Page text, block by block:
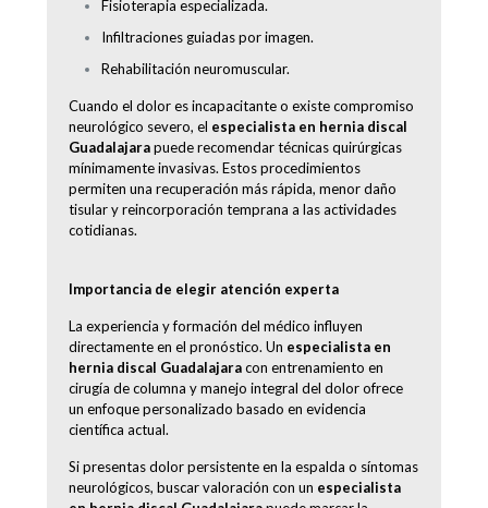
Fisioterapia especializada.
Infiltraciones guiadas por imagen.
Rehabilitación neuromuscular.
Cuando el dolor es incapacitante o existe compromiso
neurológico severo, el especialista en hernia discal
Guadalajarapuede recomendar técnicas quirúrgicas
mínimamente invasivas. Estos procedimientos
permiten una recuperación más rápida, menor daño
tisular y reincorporación temprana a las actividades
cotidianas.
Importancia de elegir atención experta
La experiencia y formación del médico influyen
directamente en el pronóstico. Un especialista en
hernia discal Guadalajaracon entrenamiento en
cirugía de columna y manejo integral del dolor ofrece
un enfoque personalizado basado en evidencia
científica actual.
Si presentas dolor persistente en la espalda o síntomas
neurológicos, buscar valoración con un especialista